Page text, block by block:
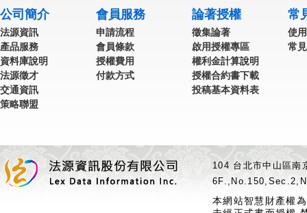
公司簡介
法源資訊
產品服務
資料庫說明
法源徵才
交通資訊
策略聯盟
會員服務
申請流程
會員條款
授權費用
付款方式
論著授權
徵集論著
啟用授權專區
權利金計算說明
授權合約書下載
投稿基本資料表
常
使
常
104 台北市中山區
本網站智慧財產權